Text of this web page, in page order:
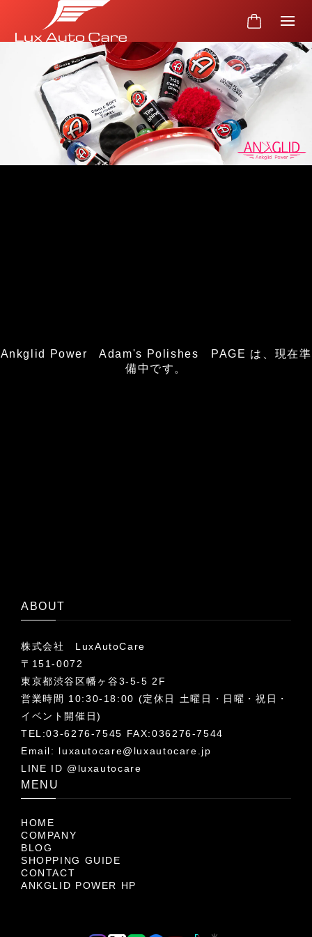
Ankglid Power Adam's Polishes PAGE は、現在準
備中です。
ABOUT
株式会社 LuxAutoCare
〒151-0072
東京都渋谷区幡ヶ谷3-5-5 2F
営業時間 10:30-18:00 (定休日 土曜日・日曜・祝日・
イベント開催日)
TEL:03-6276-7545 FAX:036276-7544
Email: luxautocare@luxautocare.jp
LINE ID @luxautocare
MENU
HOME
COMPANY
BLOG
SHOPPING GUIDE
CONTACT
ANKGLID POWER HP